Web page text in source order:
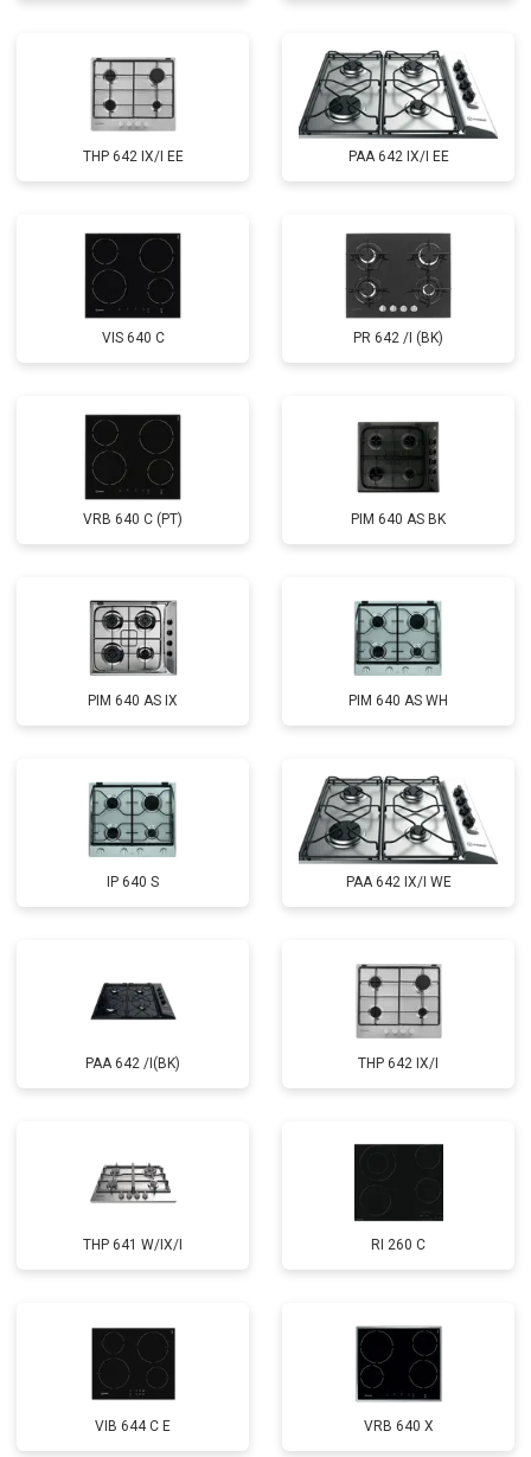
THP 642 IX/I EE PAA 642 IX/I EE
VIS 640 C PR 642 /I (BK)
VRB 640 C (PT) PIM 640 AS BK
PIM 640 AS IX PIM 640 AS WH
IP 640 S PAA 642 IX/I WE
PAA 642 /I(BK) THP 642 IX/I
THP 641 W/IX/I RI 260 C
VIB 644 C E VRB 640 X